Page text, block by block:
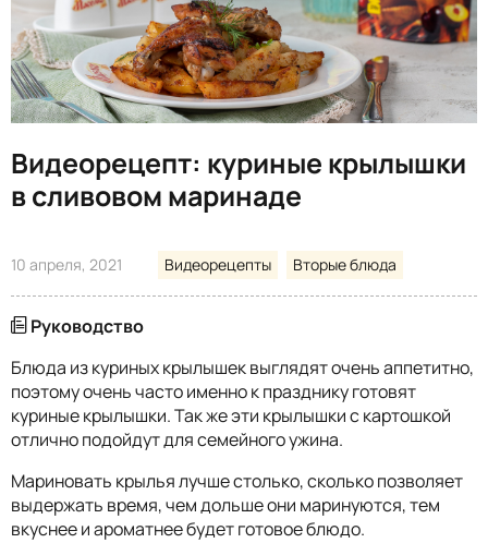
Видеорецепт: куриные крылышки
в сливовом маринаде
10 апреля, 2021 Видеорецепты Вторые блюда
Руководство
Блюда из куриных крылышек выглядят очень аппетитно,
поэтому очень часто именно к празднику готовят
куриные крылышки. Так же эти крылышки с картошкой
отлично подойдут для семейного ужина.
Мариновать крылья лучше столько, сколько позволяет
выдержать время, чем дольше они маринуются, тем
вкуснее и ароматнее будет готовое блюдо.